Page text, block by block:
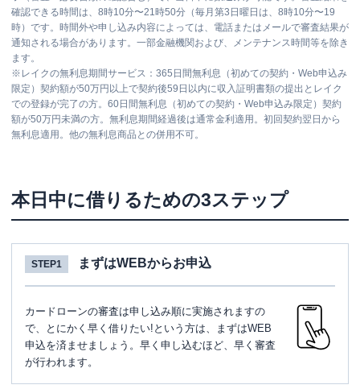
確認できる時間は、8時10分〜21時50分（毎月第3日曜日は、8時10分〜19
時）です。時間外や申し込み内容によっては、電話またはメールで審査結果が
通知される場合があります。一部金融機関および、メンテナンス時間等を除き
ます。
※ レイクの無利息期間サービス：365日間無利息（初めての契約・Web申込み
限定）契約額が50万円以上で契約後59日以内に収入証明書類の提出とレイク
での登録が完了の方。60日間無利息（初めての契約・Web申込み限定）契約
額が50万円未満の方。無利息期間経過後は通常金利適用。初回契約翌日から
無利息適用。他の無利息商品との併用不可。
本日中に借りるための3ステップ
STEP1 まずはWEBからお申込
カードローンの審査は申し込み順に実施されますの
で、とにかく早く借りたい!という方は、まずはWEB
申込を済ませましょう。早く申し込むほど、早く審査
が行われます。